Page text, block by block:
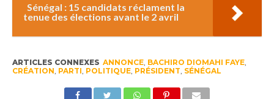
Sénégal : 15 candidats réclament la
tenue des élections avant le 2 avril
ARTICLES CONNEXES ANNONCE, BACHIRO DIOMAHI FAYE,
CRÉATION PARTI POLITIQUE, PRÉSIDENT SÉNÉGAL